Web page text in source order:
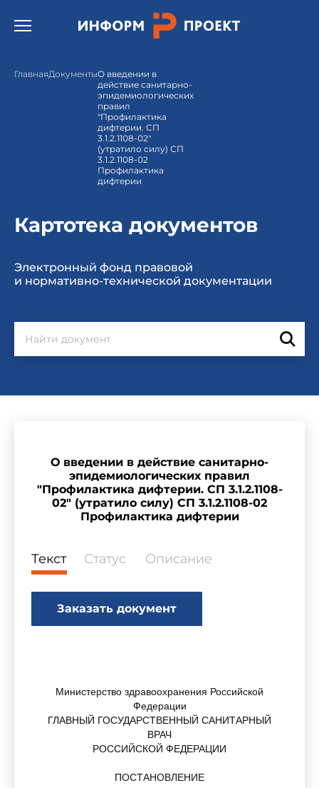
Открыть бургер меню.
ГлавнаяДокументыО введении в
действие санитарно-
эпидемиологических
правил
"Профилактика
дифтерии. СП
3.1.2.1108-02"
(утратило силу) СП
3.1.2.1108-02
Профилактика
дифтерии
Картотека документов
Электронный фонд правовой
и нормативно-технической документации
О введении в действие санитарно-
эпидемиологических правил
"Профилактика дифтерии. СП 3.1.2.1108-
02" (утратило силу) СП 3.1.2.1108-02
Профилактика дифтерии
Текст Статус Описание
Заказать документ
Министерство здравоохранения Российской
Федерации
ГЛАВНЫЙ ГОСУДАРСТВЕННЫЙ САНИТАРНЫЙ
ВРАЧ
РОССИЙСКОЙ ФЕДЕРАЦИИ
ПОСТАНОВЛЕНИЕ